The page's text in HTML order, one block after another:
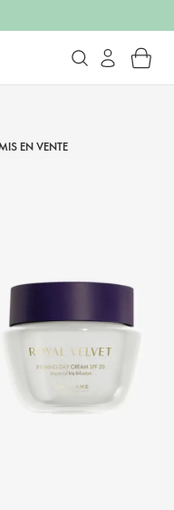
EN VENTE